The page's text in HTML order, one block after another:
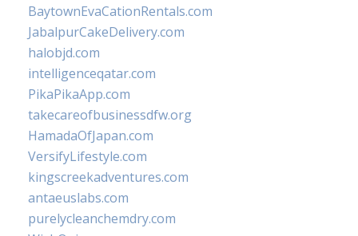
BaytownEvaCationRentals.com
JabalpurCakeDelivery.com
halobjd.com
intelligenceqatar.com
PikaPikaApp.com
takecareofbusinessdfw.org
HamadaOfJapan.com
VersifyLifestyle.com
kingscreekadventures.com
antaeuslabs.com
purelycleanchemdry.com